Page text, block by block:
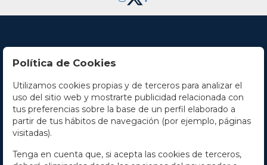
Contacto
Horario
La empresa
Términos y condiciones
Política de Cookies
Utilizamos cookies propias y de terceros para analizar el
uso del sitio web y mostrarte publicidad relacionada con
tus preferencias sobre la base de un perfil elaborado a
partir de tus hábitos de navegación (por ejemplo, páginas
visitadas).
Tenga en cuenta que, si acepta las cookies de terceros,